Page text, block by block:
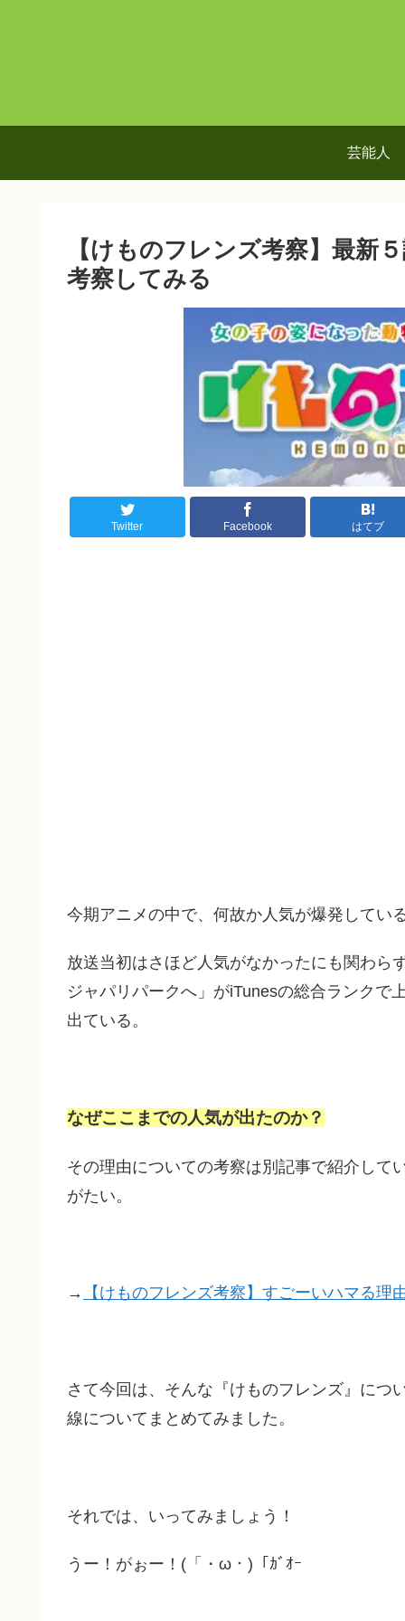
芸能人
【けものフレンズ考察】最新
考察してみる
Twitter Facebook はてブ
今期アニメの中で、何故か人気が爆発してい
放送当初はさほど人気がなかったにも関わら
ジャパリパークへ」がiTunesの総合ランクで
出ている。
なぜここまでの人気が出たのか？
その理由についての考察は別記事で紹介して
がたい。
→ 【けものフレンズ考察】すごーいハマる理
さて今回は、そんな『けものフレンズ』につ
線についてまとめてみました。
それでは、いってみましょう！
うー！がぉー！(「・ω・)「ｶﾞｵｰ